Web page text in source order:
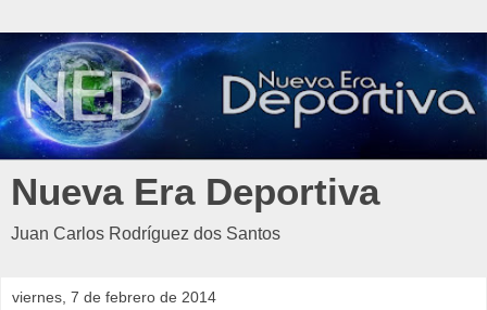
Nueva Era Deportiva
Juan Carlos Rodríguez dos Santos
viernes, 7 de febrero de 2014